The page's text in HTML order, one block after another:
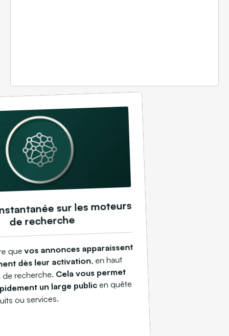
sur les moteurs
de recherche
quevos annonces apparaissent
dès leur activation, en haut
recherche. Cela vous permet
un large publicen quête
ou services.